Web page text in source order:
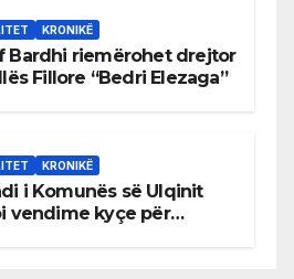
KRONIKË
Bardhi riemërohet drejtor
Fillore “Bedri Elezaga”
KRONIKË
i Komunës së Ulqinit
vendime kyçe për